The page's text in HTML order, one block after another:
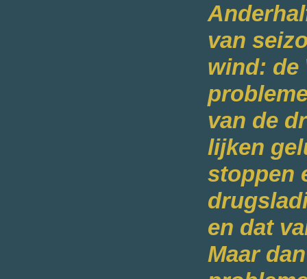
van
wind: de
van de
lijken
stoppen
en dat
Maar